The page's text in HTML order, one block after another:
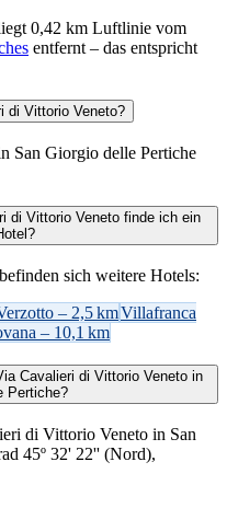
0,42 km Luftlinie vom
entfernt – das entspricht
di Vittorio Veneto?
San Giorgio delle Pertiche
di Vittorio Veneto finde ich ein
sich weitere Hotels:
– 2,5 kmVillafranca
– 10,1 km
Cavalieri di Vittorio Veneto in
Pertiche?
di Vittorio Veneto in San
45º 32' 22'' (Nord),